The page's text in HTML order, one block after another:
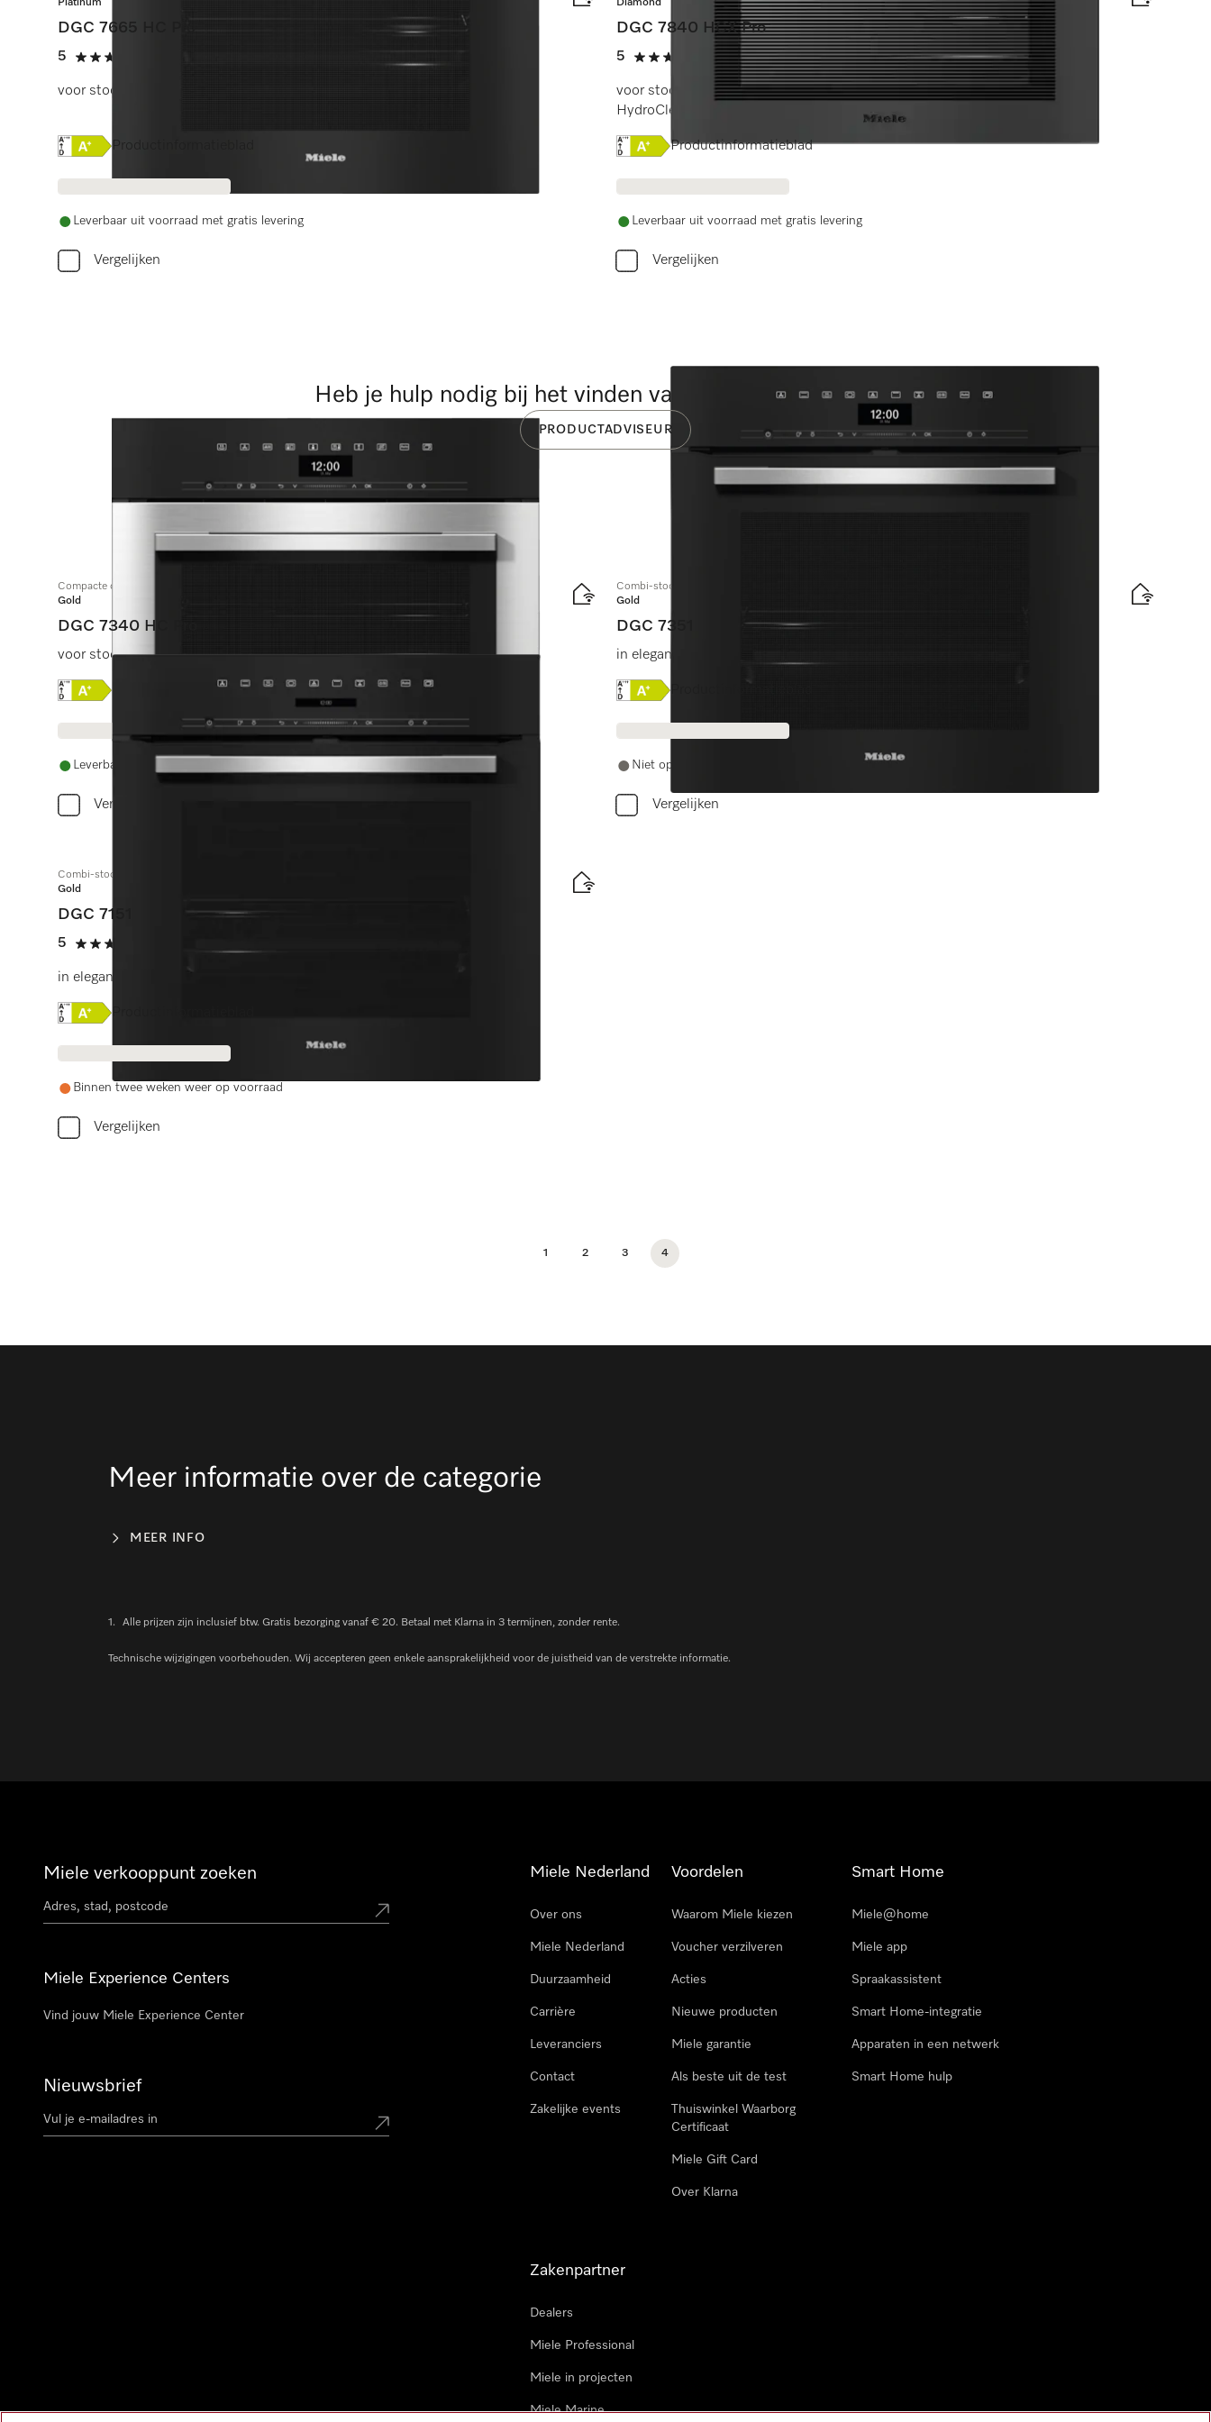
Platinum
DGC 7665 HC Pro
5
5 sterren op 5
voor stoomkoken, bakken, braden met voedselthermometer + HydroClean.
Online Label Flag, Energielabel
Leverbaar uit voorraad met gratis levering
Vergelijken
Diamond
DGC 7840 HCX Pro
5
5 sterren op 5
(3 beoordelingen)
voor stoomkoken, bakken, braden met draadloze voedselthermometer +
HydroClean.
Online Label Flag, Energielabel
Productinformatieblad
Leverbaar uit voorraad met gratis levering
Vergelijken
Compacte combi-stoomoven
Gold
DGC 7340 HC Pro
voor stoomkoken, bakken, braden met connectiviteit + HydroClean.
Online Label Flag, Energielabel
Productinformatieblad
Leverbaar uit voorraad met gratis levering
Vergelijken
Combi-stoomoven
Gold
DGC 7351
in elegant, zwart design met connectiviteit, led-verlichting en TasteControl.
Online Label Flag, Energielabel
Niet op voorraad
Vergelijken
Combi-stoomoven
Gold
DGC 7151
5
5 sterren op 5
in elegant, zwart design met connectiviteit en TasteControl.
Online Label Flag, Energielabel
Binnen twee weken weer op voorraad
Vergelijken
Heb je hulp nodig bij het vinden van het juiste apparaat?
PRODUCTADVISEUR
1 2 3 4
Meer informatie over de categorie
MEER INFO
1. Alle prijzen zijn inclusief btw. Gratis bezorging vanaf € 20. Betaal met Klarna in 3 termijnen, zonder rente.
Technische wijzigingen voorbehouden. Wij accepteren geen enkele aansprakelijkheid voor de juistheid van de verstrekte informatie.
Miele verkooppunt zoeken
Miele Experience Centers
Vind jouw Miele Experience Center
Nieuwsbrief
Miele Nederland
Over ons
Miele Nederland
Duurzaamheid
Carrière
Leveranciers
Contact
Zakelijke events
Voordelen
Waarom Miele kiezen
Voucher verzilveren
Acties
Nieuwe producten
Miele garantie
Als beste uit de test
Thuiswinkel Waarborg
Certificaat
Miele Gift Card
Over Klarna
Smart Home
Miele@home
Miele app
Spraakassistent
Smart Home-integratie
Apparaten in een netwerk
Smart Home hulp
Zakenpartner
Dealers
Miele Professional
Miele in projecten
Miele Marine